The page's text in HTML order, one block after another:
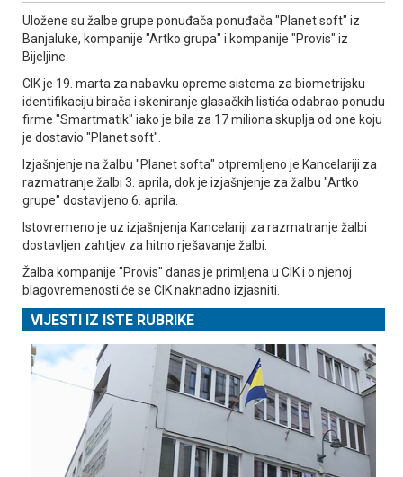
Uložene su žalbe grupe ponuđača ponuđača "Planet soft" iz
Banjaluke, kompanije "Artko grupa" i kompanije "Provis" iz
Bijeljine.
CIK je 19. marta za nabavku opreme sistema za biometrijsku
identifikaciju birača i skeniranje glasačkih listića odabrao ponudu
firme "Smartmatik" iako je bila za 17 miliona skuplja od one koju
je dostavio "Planet soft".
Izjašnjenje na žalbu "Planet softa" otpremljeno je Kancelariji za
razmatranje žalbi 3. aprila, dok je izjašnjenje za žalbu "Artko
grupe" dostavljeno 6. aprila.
Istovremeno je uz izjašnjenja Kancelariji za razmatranje žalbi
dostavljen zahtjev za hitno rješavanje žalbi.
Žalba kompanije "Provis" danas je primljena u CIK i o njenoj
blagovremenosti će se CIK naknadno izjasniti.
VIJESTI IZ ISTE RUBRIKE